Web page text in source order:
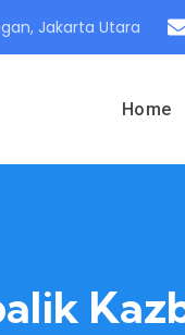
Jakarta Utara
Home